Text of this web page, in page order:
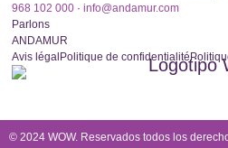
968 102 000 ·info@andamur.com
Parlons
ANDAMUR
Avis légal Politique de confidentialité
© 2024 WOW. Reservados todos los